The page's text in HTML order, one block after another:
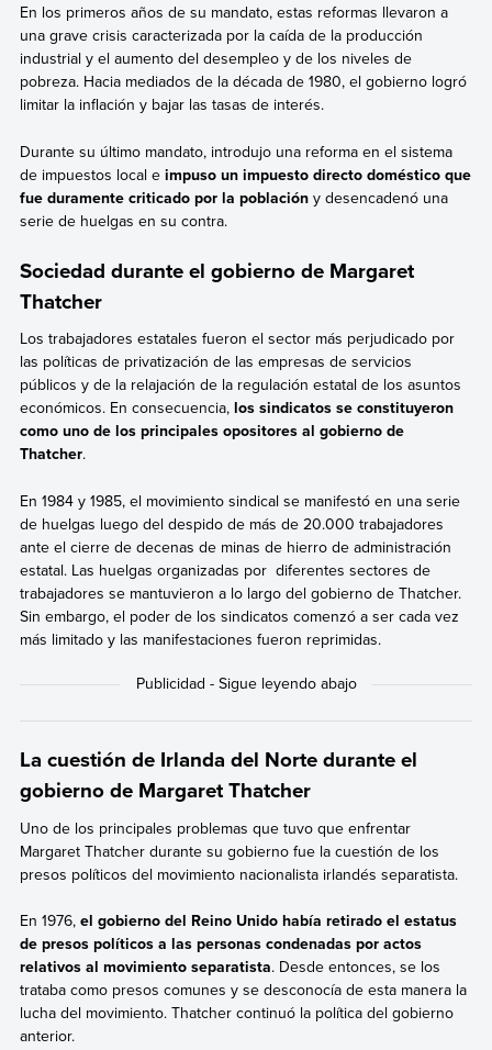
En los primeros años de su mandato, estas reformas llevaron a
una grave crisis caracterizada por la caída de la producción
industrial y el aumento del desempleo y de los niveles de
pobreza. Hacia mediados de la década de 1980, el gobierno logró
limitar la inflación y bajar las tasas de interés.
Durante su último mandato, introdujo una reforma en el sistema
de impuestos local e impuso un impuesto directo doméstico que
fue duramente criticado por la población y desencadenó una
serie de huelgas en su contra.
Sociedad durante el gobierno de Margaret
Thatcher
Los trabajadores estatales fueron el sector más perjudicado por
las políticas de privatización de las empresas de servicios
públicos y de la relajación de la regulación estatal de los asuntos
económicos. En consecuencia, los sindicatos se constituyeron
como uno de los principales opositores al gobierno de
Thatcher.
En 1984 y 1985, el movimiento sindical se manifestó en una serie
de huelgas luego del despido de más de 20.000 trabajadores
ante el cierre de decenas de minas de hierro de administración
estatal. Las huelgas organizadas por diferentes sectores de
trabajadores se mantuvieron a lo largo del gobierno de Thatcher.
Sin embargo, el poder de los sindicatos comenzó a ser cada vez
más limitado y las manifestaciones fueron reprimidas.
La cuestión de Irlanda del Norte durante el
gobierno de Margaret Thatcher
Uno de los principales problemas que tuvo que enfrentar
Margaret Thatcher durante su gobierno fue la cuestión de los
presos políticos del movimiento nacionalista irlandés separatista.
En 1976, el gobierno del Reino Unido había retirado el estatus
de presos políticos a las personas condenadas por actos
relativos al movimiento separatista. Desde entonces, se los
trataba como presos comunes y se desconocía de esta manera la
lucha del movimiento. Thatcher continuó la política del gobierno
anterior.